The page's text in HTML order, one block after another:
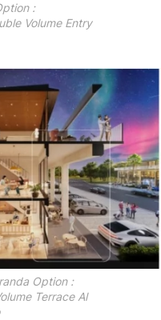
:
Volume Entry
Option :
Terrace Al